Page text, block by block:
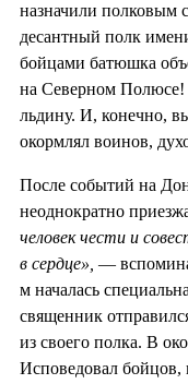
назначили полковым
десантный полк
бойцами батюшка
на Северном
льдину. И, конечно,
окормлял воинов,
После событий на
неоднократно
человек чести и
в сердце», —
м началась
священник
из своего полка. В
Исповедовал